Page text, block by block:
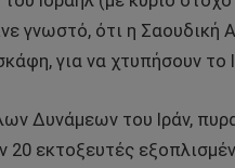
γνωστό, ότι η
για να χτυπήσουν το
Δυνάμεων του Ιράν,
20 εκτοξευτές